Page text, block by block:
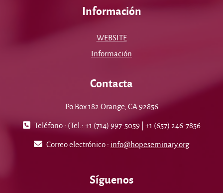
Información
WEBSITE
Información
Contacta
Po Box 182 Orange, CA 92856
Teléfono : (Tel.: +1 (714) 997-5059 | +1 (657) 246-7856
Correo electrónico : info@hopeseminary.org
Síguenos